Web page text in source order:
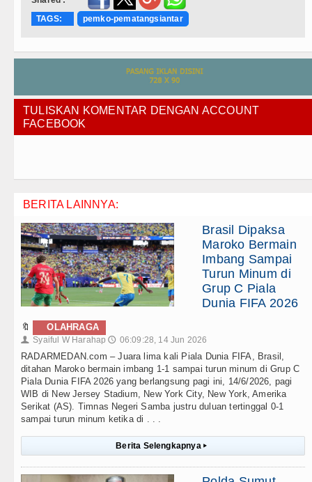
TAGS:
pemko-pematangsiantar
TULISKAN KOMENTAR DENGAN ACCOUNT
FACEBOOK
BERITA LAINNYA:
Brasil Dipaksa
Maroko Bermain
Imbang Sampai
Turun Minum di
Grup C Piala
Dunia FIFA 2026
🔖 OLAHRAGA
👤 Syaiful W Harahap 🕔 06:09:28, 14 Jun 2026
RADARMEDAN.com – Juara lima kali Piala Dunia FIFA, Brasil,
ditahan Maroko bermain imbang 1-1 sampai turun minum di Grup C
Piala Dunia FIFA 2026 yang berlangsung pagi ini, 14/6/2026, pagi
WIB di New Jersey Stadium, New York City, New York, Amerika
Serikat (AS). Timnas Negeri Samba justru duluan tertinggal 0-1
sampai turun minum ketika di . . .
Berita Selengkapnya ▸